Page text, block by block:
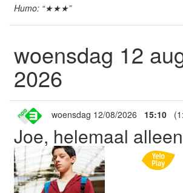
Humo: “★★★”
woensdag 12
2026
woensdag 12/08/2026 15:10
Joe, helemaal alleen